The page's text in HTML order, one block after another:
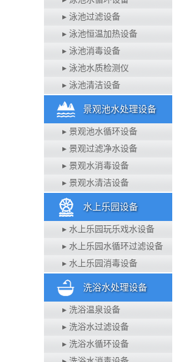
▸ 泳池过滤设备
▸ 泳池恒温加热设备
▸ 泳池消毒设备
▸ 泳池水质检测仪
▸ 泳池清洁设备
景观池水处理设备
▸ 景观池水循环设备
▸ 景观过滤净水设备
▸ 景观水消毒设备
▸ 景观水清洁设备
水上乐园设备
▸ 水上乐园玩乐戏水设备
▸ 水上乐园水循环过滤设备
▸ 水上乐园消毒设备
洗浴水处理设备
▸ 洗浴温泉设备
▸ 洗浴水过滤设备
▸ 洗浴水循环设备